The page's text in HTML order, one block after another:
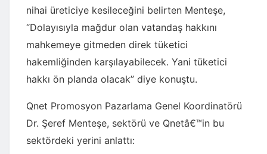
nihai üreticiye kesileceğini belirten Menteşe,
“Dolayısıyla mağdur olan vatandaş hakkını
mahkemeye gitmeden direk tüketici
hakemliğinden karşılayabilecek. Yani tüketici
hakkı ön planda olacak” diye konuştu.
Qnet Promosyon Pazarlama Genel Koordinatörü
Dr. Şeref Menteşe, sektörü ve Qnetâ€™in bu
sektördeki yerini anlattı: